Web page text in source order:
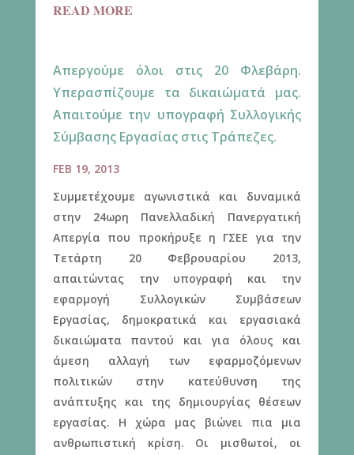
READ MORE
Απεργούμε όλοι στις 20 Φλεβάρη.
Υπερασπίζουμε τα δικαιώματά μας.
Απαιτούμε την υπογραφή Συλλογικής
Σύμβασης Εργασίας στις Τράπεζες.
FEB 19, 2013
Συμμετέχουμε αγωνιστικά και δυναμικά
στην 24ωρη Πανελλαδική Πανεργατική
Απεργία που προκήρυξε η ΓΣΕΕ για την
Τετάρτη 20 Φεβρουαρίου 2013,
απαιτώντας την υπογραφή και την
εφαρμογή Συλλογικών Συμβάσεων
Εργασίας, δημοκρατικά και εργασιακά
δικαιώματα παντού και για όλους και
άμεση αλλαγή των εφαρμοζόμενων
πολιτικών στην κατεύθυνση της
ανάπτυξης και της δημιουργίας θέσεων
εργασίας. Η χώρα μας βιώνει πια μια
ανθρωπιστική κρίση. Οι μισθωτοί, οι